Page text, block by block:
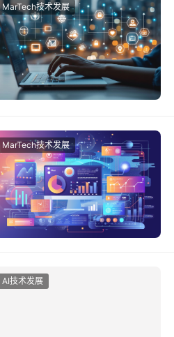
MarTech技术发展
MarTech技术发展
AI技术发展